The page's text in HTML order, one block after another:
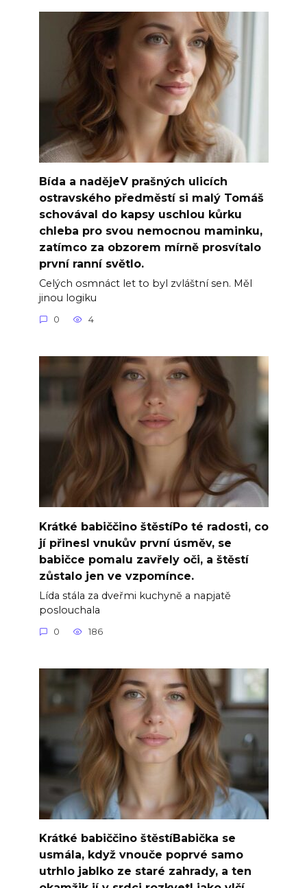
Bída a nadějeV prašných ulicích
ostravského předměstí si malý Tomáš
schovával do kapsy uschlou kůrku
chleba pro svou nemocnou maminku,
zatímco za obzorem mírně prosvítalo
první ranní světlo.
Celých osmnáct let to byl zvláštní sen. Měl
jinou logiku
0 4
Krátké babiččino štěstíPo té radosti, co
jí přinesl vnukův první úsměv, se
babičce pomalu zavřely oči, a štěstí
zůstalo jen ve vzpomínce.
Lída stála za dveřmi kuchyně a napjatě
poslouchala
0 186
Krátké babiččino štěstíBabička se
usmála, když vnouče poprvé samo
utrhlo jablko ze staré zahrady, a ten